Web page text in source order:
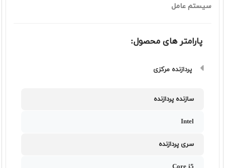
سیستم عامل
پارامتر های محصول:
پردازنده مرکزی
سازنده پردازنده
Intel
سری پردازنده